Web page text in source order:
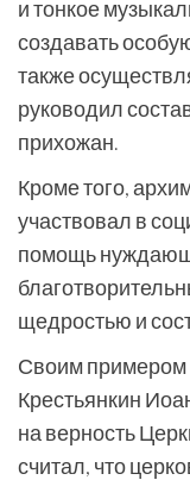
и тонкое
создавать
также
руководил
прихожан.
Кроме того,
участвовал в
помощь
щедростью и
Своим примером
Крестьянкин
на верность
считал, что